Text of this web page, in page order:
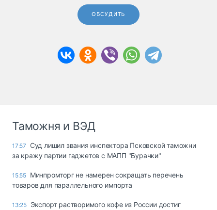
ОБСУДИТЬ
Таможня и ВЭД
17:57
Суд лишил звания инспектора Псковской таможни
за кражу партии гаджетов с МАПП "Бурачки"
15:55 Минпромторг не намерен сокращать перечень
товаров для параллельного импорта
13:25 Экспорт растворимого кофе из России достиг